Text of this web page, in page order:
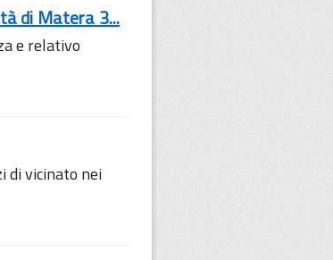
di Matera 3...
e relativo
di vicinato nei